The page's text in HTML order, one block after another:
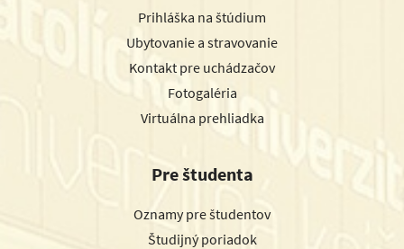
Prihláška na štúdium
Ubytovanie a stravovanie
Kontakt pre uchádzačov
Fotogaléria
Virtuálna prehliadka
Pre študenta
Oznamy pre študentov
Študijný poriadok